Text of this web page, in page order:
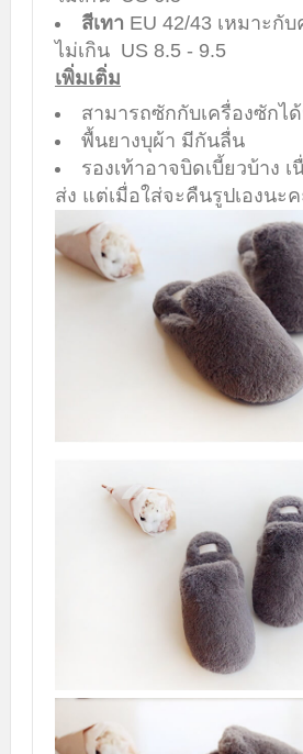
สีเทา EU 42/43 เหมาะกั
ไม่เกิน US 8.5 - 9.5
เพิ่มเติ่ม
สามารถซักกับเครื่องซักไ
พื้นยางบุผ้า มีกันลื่น
รองเท้าอาจบิดเบี้ยวบ้าง
ส่ง แต่เมื่อใส่จะคืนรูปเองนะค